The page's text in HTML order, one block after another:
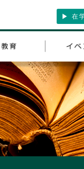
在